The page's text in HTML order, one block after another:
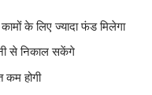
के लिए ज्यादा फंड मिलेगा
से निकाल सकेंगे
होगी